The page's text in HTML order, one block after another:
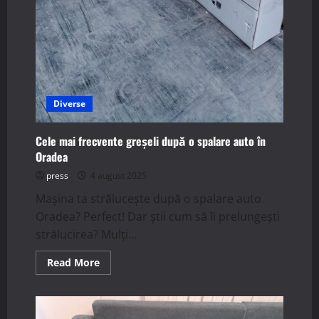
Diverse
Cele mai frecvente greșeli după o spalare auto în
Oradea
press 4 august 2025
Mașina ta strălucește după o spalare auto
Oradea? Perfect! Dar știi cum să îi prelungești
strălucirea? Mulți...
Read MoreRead
more
mai